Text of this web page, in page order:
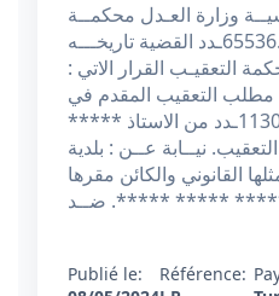
وزارة العـدل محكمــة
التعقيــب *عـ65536.2023ـدد القضية تاريخـــه
محكمة التعقيـب القرار الاتي :
مطلب التعقيب المقدم في
18/12/2023 تحت عـ11302ـدد من الاستاذ *****
نيــابة عــن : بلدية
والكائن مقرها
***** *****. ضــد
Publié le:
Référence: